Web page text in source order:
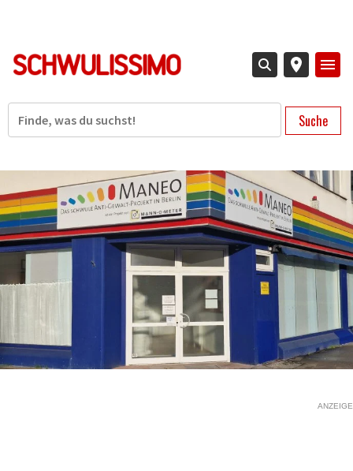
Suche
ANZEIGE